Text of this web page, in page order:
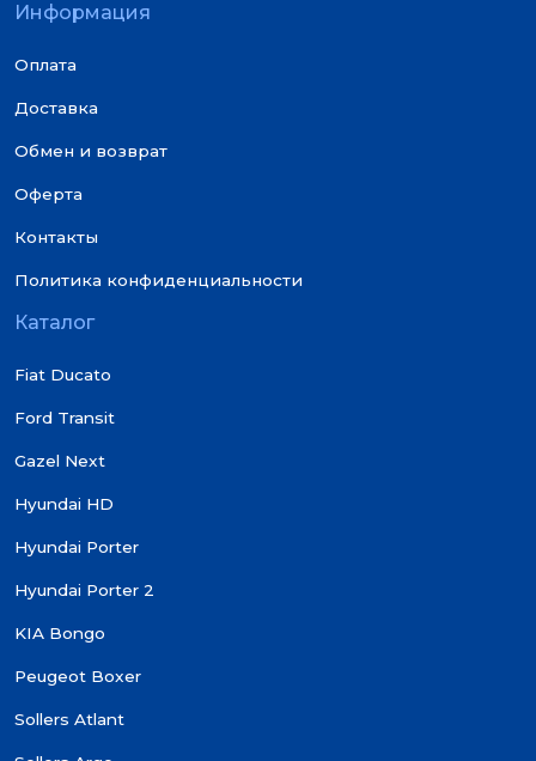
Информация
Оплата
Доставка
Обмен и возврат
Оферта
Контакты
Политика конфиденциальности
Каталог
Fiat Ducato
Ford Transit
Gazel Next
Hyundai HD
Hyundai Porter
Hyundai Porter 2
KIA Bongo
Peugeot Boxer
Sollers Atlant